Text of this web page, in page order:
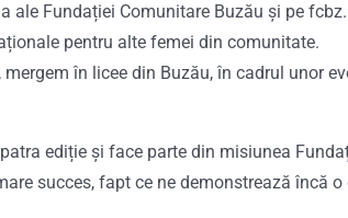
ale Fundației Comunitare Buzău și pe
pentru alte femei din comunitate.
în licee din Buzău, în cadrul unor
ediție și face parte din misiunea
succes, fapt ce ne demonstrează încă